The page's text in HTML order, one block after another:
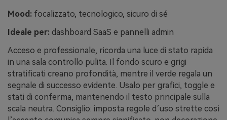
Mood: focalizzato, tecnologico, sicuro di sé
Ideale per: dashboard SaaS e pannelli admin
Acceso e professionale, ricorda una luce di stato rapida
in una sala controllo pulita. Il fondo scuro e grigi
stratificati creano profondità, mentre il verde regala un
segnale di successo evidente. Usalo per grafici, toggle e
stati di conferma, mantenendo il testo principale sulla
scala neutra. Consiglio: imposta regole d’uso strette così